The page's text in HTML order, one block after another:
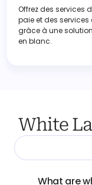
Offrez des services
paie et des
grâce à une
en blanc.
White
What are